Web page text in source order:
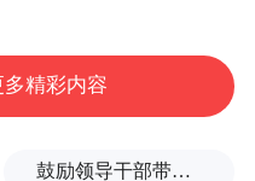
读者粉丝的IP向心
夜2》《苍兰诀》
多精彩内容
鼓励领导干部带头休假之后又撤回文件，到底什么意思嘛？